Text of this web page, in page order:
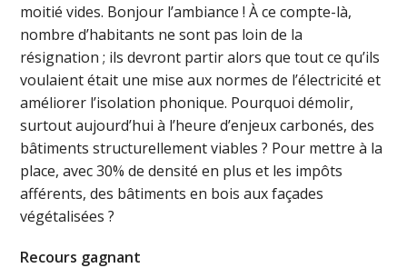
moitié vides. Bonjour l’ambiance ! À ce compte-là,
nombre d’habitants ne sont pas loin de la
résignation ; ils devront partir alors que tout ce qu’ils
voulaient était une mise aux normes de l’électricité et
améliorer l’isolation phonique. Pourquoi démolir,
surtout aujourd’hui à l’heure d’enjeux carbonés, des
bâtiments structurellement viables ? Pour mettre à la
place, avec 30% de densité en plus et les impôts
afférents, des bâtiments en bois aux façades
végétalisées ?
Recours gagnant